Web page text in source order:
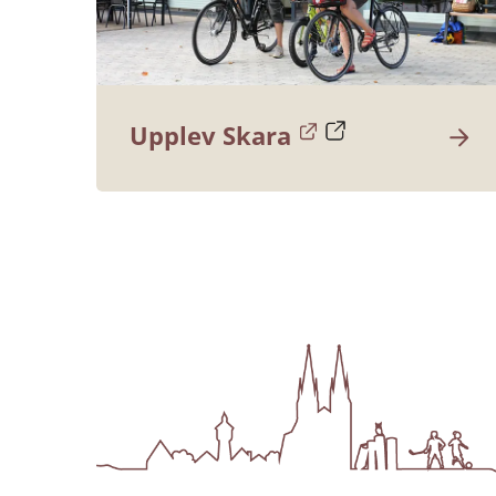
Upplev Skara
Länk till annan webbplats.